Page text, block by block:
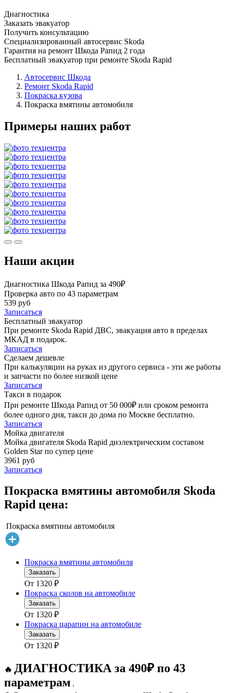
Диагностика
Заказать эвакуатор
Получить консультацию
Специализированный автосервис Skoda
Гарантия на ремонт Шкода Рапид 2 года
Бесплатный эвакуатор при ремонте Skoda Rapid
Автосервис Шкода
Ремонт Skoda Rapid
Покраска кузова
Покраска вмятины автомобиля
Примеры наших работ
Наши акции
Диагностика Шкода Рапид за 490₽
Проверка авто по 43 параметрам
539 руб
Записаться
Бесплатный эвакуатор
При ремонте Skoda Rapid ДВС, эвакуация авто в пределах
МКАД в подарок.
Записаться
Сделаем дешевле
При калькуляции на руках из другого сервиса - эти же работы
и запчасти по более низкой цене
Записаться
Такси в подарок
При ремонте Шкода Рапид от 50 000₽ или сроком ремонта
более одного дня, такси до дома по Москве бесплатно.
Записаться
Мойка двигателя
Мойка двигателя Skoda Rapid диэлектрическим составом
Golden Star по супер цене
3961 руб
Записаться
Покраска вмятины автомобиля Skoda
Rapid цена:
Покраска вмятины автомобиля
Покраска вмятины автомобиля
Заказать
От 1320 ₽
Покраска сколов на автомобиле
Заказать
От 1320 ₽
Покраска царапин на автомобиле
Заказать
От 1320 ₽
🔥 ДИАГНОСТИКА за 490₽ по 43
параметрам .